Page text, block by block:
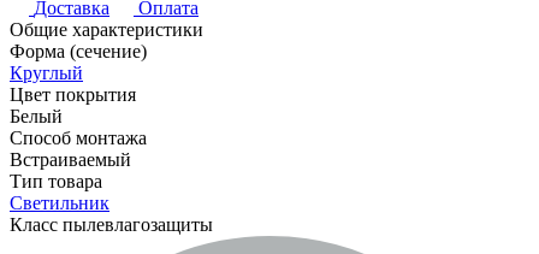
Доставка
Оплата
Общие характеристики
Форма (сечение)
Круглый
Цвет покрытия
Белый
Способ монтажа
Встраиваемый
Тип товара
Светильник
Класс пылевлагозащиты